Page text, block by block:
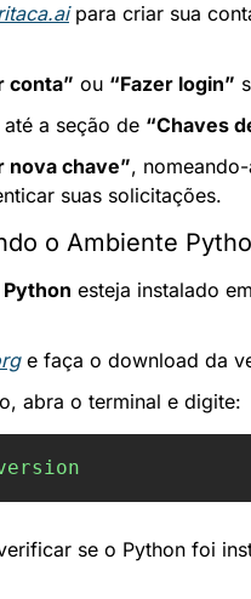
para criar sua
conta” ou “Fazer login”
a seção de “Chaves
nova chave”,
suas solicitações.
o Ambiente
Python esteja instalado
e faça o download da
abra o terminal e digite:
se o Python foi